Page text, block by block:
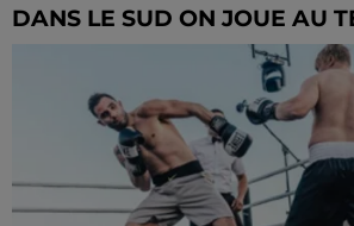
DANS LE SUD ON JOUE AU